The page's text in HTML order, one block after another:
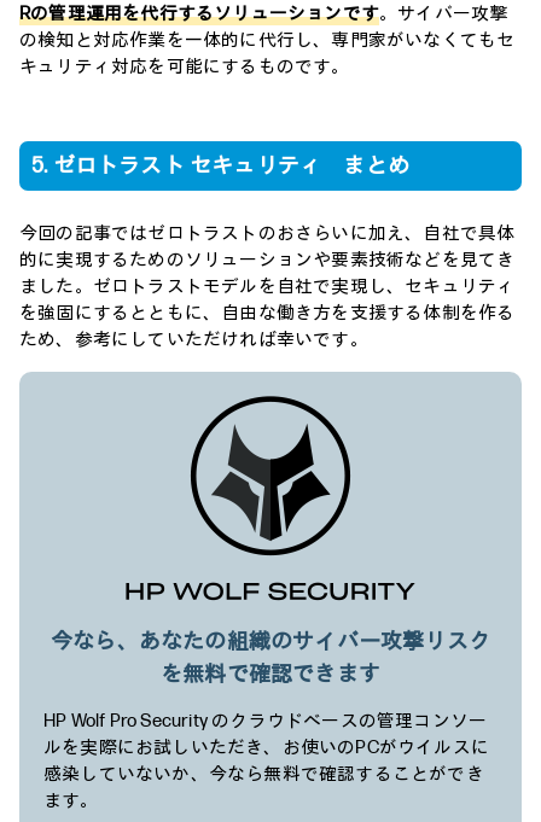
Rの管理運用を代行するソリューションです。サイバー攻撃
の検知と対応作業を一体的に代行し、専門家がいなくてもセ
キュリティ対応を可能にするものです。
5. ゼロトラスト セキュリティ まとめ
今回の記事ではゼロトラストのおさらいに加え、自社で具体
的に実現するためのソリューションや要素技術などを見てき
ました。ゼロトラストモデルを自社で実現し、セキュリティ
を強固にするとともに、自由な働き方を支援する体制を作る
ため、参考にしていただければ幸いです。
今なら、あなたの組織のサイバー攻撃リスク
を無料で確認できます
HP Wolf Pro Security のクラウドベースの管理コンソー
ルを実際にお試しいただき、お使いのPCがウイルスに
感染していないか、今なら無料で確認することができ
ます。